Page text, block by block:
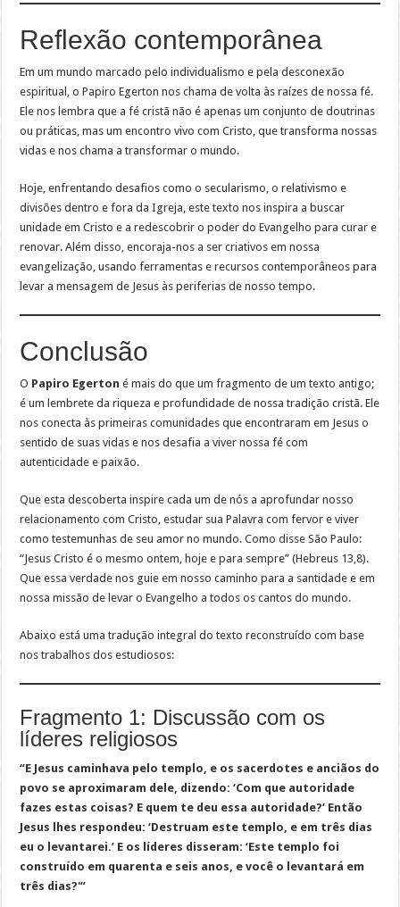
Reflexão contemporânea
Em um mundo marcado pelo individualismo e pela desconexão
espiritual, o Papiro Egerton nos chama de volta às raízes de nossa fé.
Ele nos lembra que a fé cristã não é apenas um conjunto de doutrinas
ou práticas, mas um encontro vivo com Cristo, que transforma nossas
vidas e nos chama a transformar o mundo.
Hoje, enfrentando desafios como o secularismo, o relativismo e
divisões dentro e fora da Igreja, este texto nos inspira a buscar
unidade em Cristo e a redescobrir o poder do Evangelho para curar e
renovar. Além disso, encoraja-nos a ser criativos em nossa
evangelização, usando ferramentas e recursos contemporâneos para
levar a mensagem de Jesus às periferias de nosso tempo.
Conclusão
O Papiro Egerton é mais do que um fragmento de um texto antigo;
é um lembrete da riqueza e profundidade de nossa tradição cristã. Ele
nos conecta às primeiras comunidades que encontraram em Jesus o
sentido de suas vidas e nos desafia a viver nossa fé com
autenticidade e paixão.
Que esta descoberta inspire cada um de nós a aprofundar nosso
relacionamento com Cristo, estudar sua Palavra com fervor e viver
como testemunhas de seu amor no mundo. Como disse São Paulo:
“Jesus Cristo é o mesmo ontem, hoje e para sempre” (Hebreus 13,8).
Que essa verdade nos guie em nosso caminho para a santidade e em
nossa missão de levar o Evangelho a todos os cantos do mundo.
Abaixo está uma tradução integral do texto reconstruído com base
nos trabalhos dos estudiosos:
Fragmento 1: Discussão com os
líderes religiosos
“E Jesus caminhava pelo templo, e os sacerdotes e anciãos do
povo se aproximaram dele, dizendo: ‘Com que autoridade
fazes estas coisas? E quem te deu essa autoridade?’ Então
Jesus lhes respondeu: ‘Destruam este templo, e em três dias
eu o levantarei.’ E os líderes disseram: ‘Este templo foi
construído em quarenta e seis anos, e você o levantará em
três dias?'”